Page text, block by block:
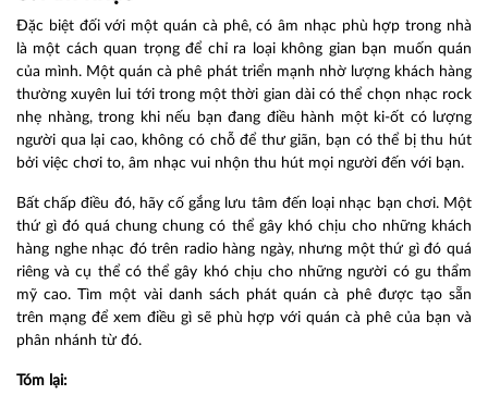
Đặc biệt đối với một quán cà phê, có âm nhạc phù hợp trong nhà
là một cách quan trọng để chỉ ra loại không gian bạn muốn quán
của mình. Một quán cà phê phát triển mạnh nhờ lượng khách hàng
thường xuyên lui tới trong một thời gian dài có thể chọn nhạc rock
nhẹ nhàng, trong khi nếu bạn đang điều hành một ki-ốt có lượng
người qua lại cao, không có chỗ để thư giãn, bạn có thể bị thu hút
bởi việc chơi to, âm nhạc vui nhộn thu hút mọi người đến với bạn.
Bất chấp điều đó, hãy cố gắng lưu tâm đến loại nhạc bạn chơi. Một
thứ gì đó quá chung chung có thể gây khó chịu cho những khách
hàng nghe nhạc đó trên radio hàng ngày, nhưng một thứ gì đó quá
riêng và cụ thể có thể gây khó chịu cho những người có gu thẩm
mỹ cao. Tìm một vài danh sách phát quán cà phê được tạo sẵn
trên mạng để xem điều gì sẽ phù hợp với quán cà phê của bạn và
phân nhánh từ đó.
Tóm lại: